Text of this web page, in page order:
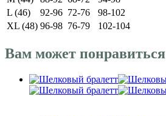
L (46)
92-96 72-76
98-102
XL (48) 96-98 76-79 102-104
Вам может понравиться